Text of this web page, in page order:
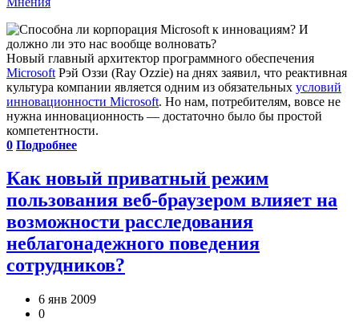
Новый главный архитектор программного обеспечения
Microsoft Рэй Оззи (Ray Ozzie) на днях заявил, что реактивная
культура компании является одним из обязательных условий
инновационности Microsoft. Но нам, потребителям, вовсе не
нужна инновационность — достаточно было бы простой
компетентности.
0 Подробнее
Как новый приватный режим
пользования веб-браузером влияет на
возможности расследования
неблагонадежного поведения
сотрудников?
6 янв 2009
0